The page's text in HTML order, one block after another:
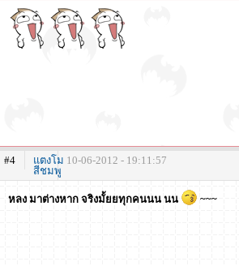
#4
แตงโม
สีชมพู
10-06-2012 - 19:11:57
หลง มาต่างหาก จริงมั้ยยทุกคนนน นน ~~~